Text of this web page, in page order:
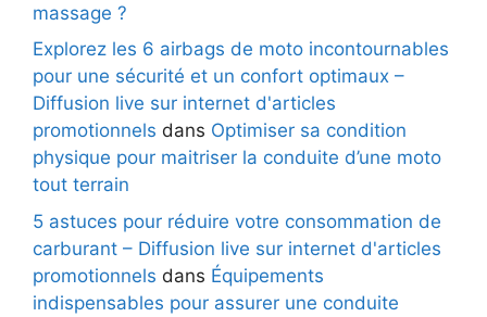
massage ?
Explorez les 6 airbags de moto incontournables
pour une sécurité et un confort optimaux –
Diffusion live sur internet d'articles
promotionnels dans Optimiser sa condition
physique pour maitriser la conduite d’une moto
tout terrain
5 astuces pour réduire votre consommation de
carburant – Diffusion live sur internet d'articles
promotionnels dans Équipements
indispensables pour assurer une conduite